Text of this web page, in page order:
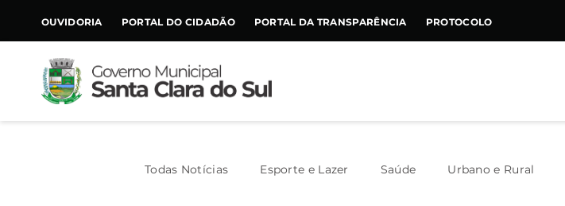
CONTEÚDO
OUVIDORIA PORTAL DO CIDADÃO PORTAL DA TRANSPARÊNCIA PROTOCOLO
Todas Notícias Esporte e Lazer Saúde Urbano e Rural